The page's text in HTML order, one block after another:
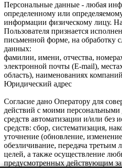
Персональные данные - любая
определенному или
информации физическому лицу.
Пользователя признается
письменной форме, на обработку
данных:
фамилии, имени, отчества,
электронной почты (E-mail),
область), наименованиях
Юридический адрес
Согласие дано Оператору для
действий с моими
средств автоматизации и/или без
средств: сбор, систематизация,
уточнение (обновление,
обезличивание, передача
целей, а также осуществление
предусмотренных действующим